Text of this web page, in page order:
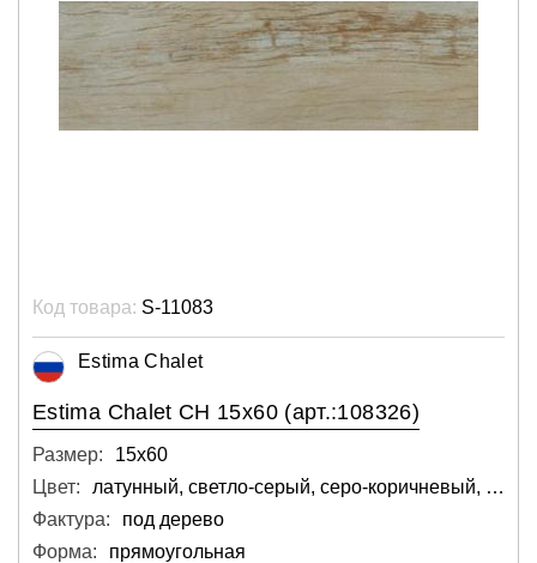
Код товара: S-11083
Estima Chalet
Estima Chalet CH 15x60 (арт.:108326)
Размер:
15х60
Цвет:
латунный, светло-серый, серо-коричневый, серый, тёмный
Фактура:
под дерево
Форма:
прямоугольная